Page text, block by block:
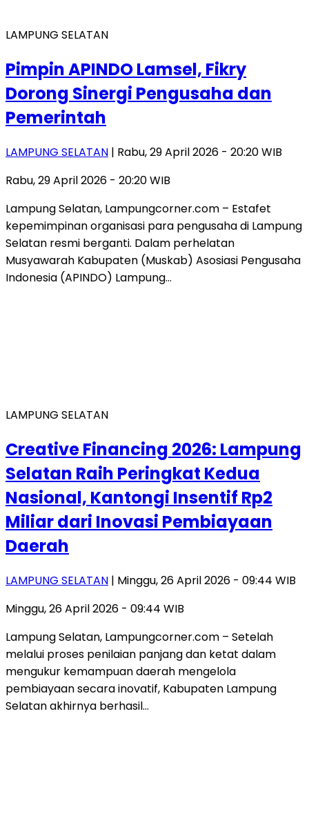
LAMPUNG SELATAN
Pimpin APINDO Lamsel, Fikry
Dorong Sinergi Pengusaha dan
Pemerintah
LAMPUNG SELATAN | Rabu, 29 April 2026 - 20:20 WIB
Rabu, 29 April 2026 - 20:20 WIB
Lampung Selatan, Lampungcorner.com – Estafet
kepemimpinan organisasi para pengusaha di Lampung
Selatan resmi berganti. Dalam perhelatan
Musyawarah Kabupaten (Muskab) Asosiasi Pengusaha
Indonesia (APINDO) Lampung…
LAMPUNG SELATAN
Creative Financing 2026: Lampung
Selatan Raih Peringkat Kedua
Nasional, Kantongi Insentif Rp2
Miliar dari Inovasi Pembiayaan
Daerah
LAMPUNG SELATAN | Minggu, 26 April 2026 - 09:44 WIB
Minggu, 26 April 2026 - 09:44 WIB
Lampung Selatan, Lampungcorner.com – Setelah
melalui proses penilaian panjang dan ketat dalam
mengukur kemampuan daerah mengelola
pembiayaan secara inovatif, Kabupaten Lampung
Selatan akhirnya berhasil…